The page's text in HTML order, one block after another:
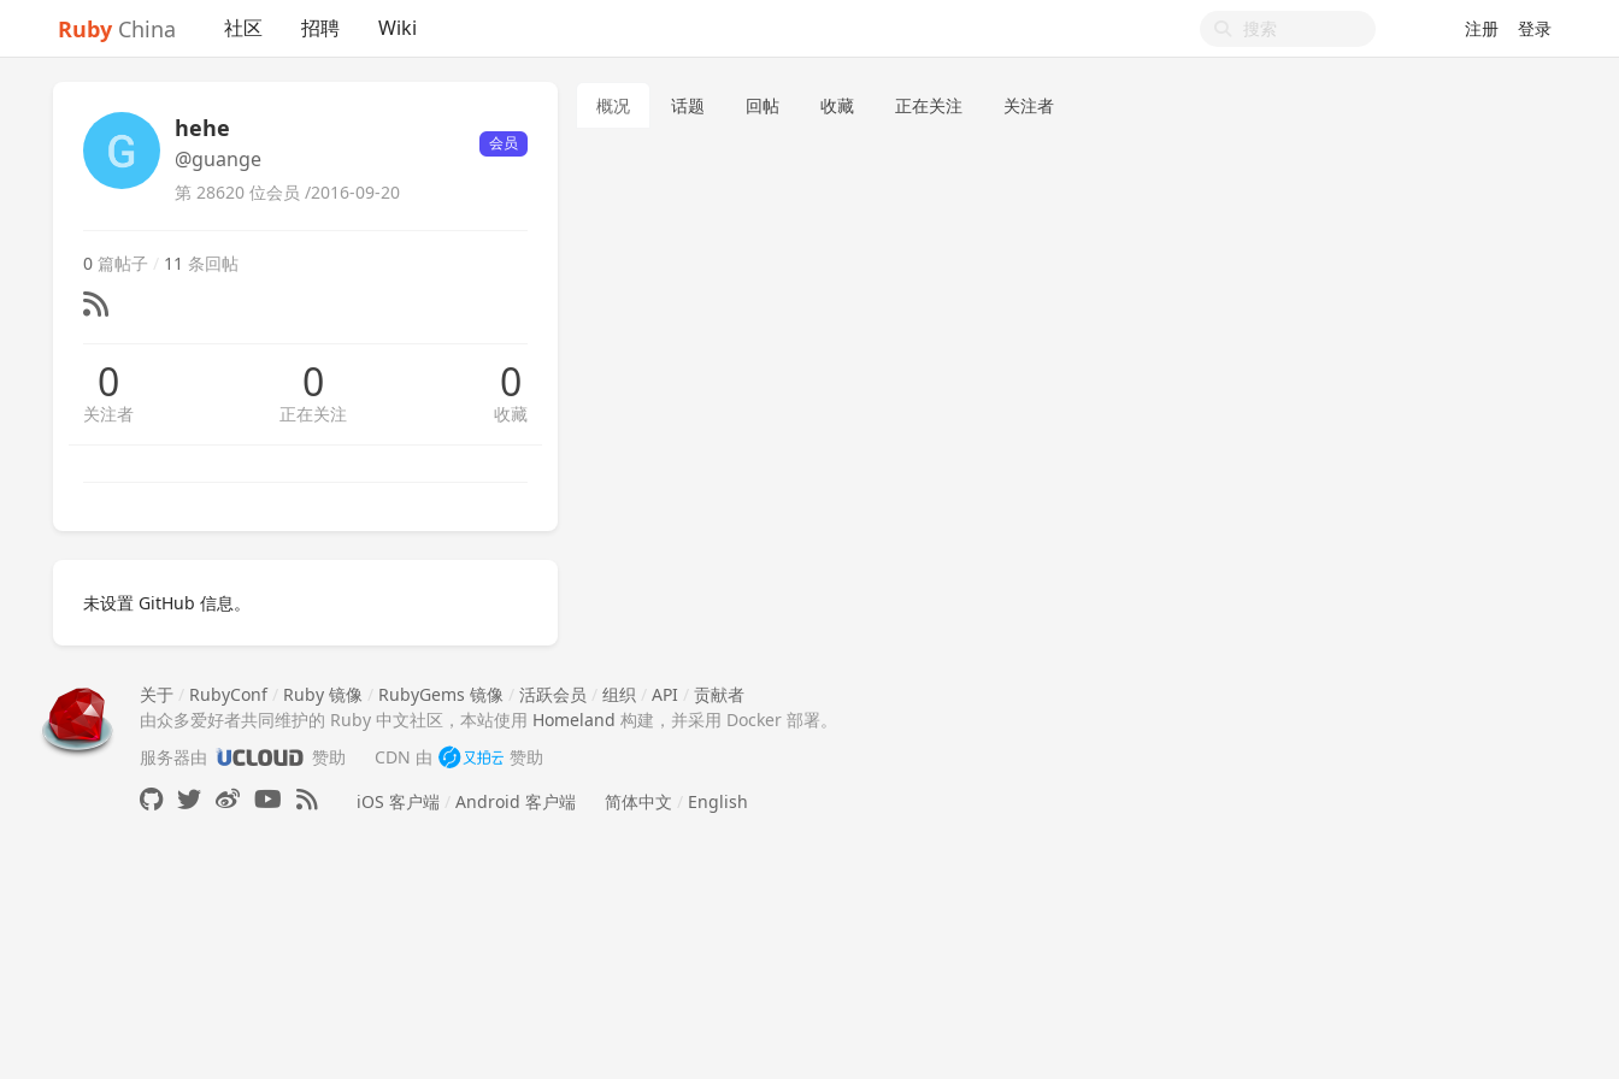
Ruby China 社区 招聘 Wiki 注册 登录
hehe
@guange
会员
第 28620 位会员 /2016-09-20
0 篇帖子 / 11 条回帖
0
关注者
0
正在关注
0
收藏
未设置 GitHub 信息。
概况 话题 回帖 收藏 正在关注 关注者
关于 / RubyConf/ Ruby 镜像 / RubyGems 镜像 / 活跃会员 / 组织 / API / 贡献者
由众多爱好者共同维护的 Ruby 中文社区，本站使用 Homeland 构建，并采用 Docker 部署。
服务器由
赞助 CDN 由
赞助
iOS 客户端 / Android 客户端 简体中文 / English